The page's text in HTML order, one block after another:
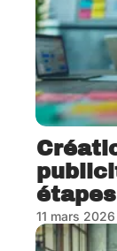
11 mars 2026